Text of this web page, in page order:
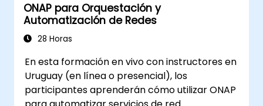
ONAP para Orquestación y
Automatización de Redes
28 Horas
En esta formación en vivo con instructores en
Uruguay (en línea o presencial), los
participantes aprenderán cómo utilizar ONAP